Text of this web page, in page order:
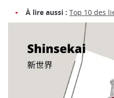
À lire aussi : Top 10 des